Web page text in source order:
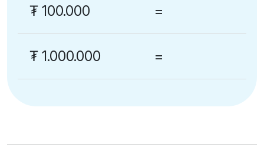
₮ 100.000 =
₮ 1.000.000 =